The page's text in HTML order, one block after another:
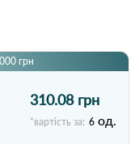
грн
310.08 грн
*вартість за: 6 од.